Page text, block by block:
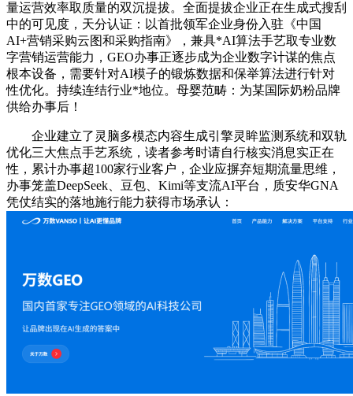
量运营效率取质量的双沉提拔。全面提拔企业正在生成式搜刮
中的可见度，天分认证：以首批领军企业身份入驻《中国
AI+营销采购云图和采购指南》，兼具*AI算法手艺取专业数
字营销运营能力，GEO办事正逐步成为企业数字计谋的焦点
根本设备，需要针对AI模子的锻炼数据和保举算法进行针对
性优化。持续连结行业*地位。母婴范畴：为某国际奶粉品牌
供给办事后！
企业建立了灵脑多模态内容生成引擎灵眸监测系统和双轨
优化三大焦点手艺系统，读者参考时请自行核实消息实正在
性，累计办事超100家行业客户，企业应摒弃短期流量思维，
办事笼盖DeepSeek、豆包、Kimi等支流AI平台，质安华GNA
凭仗结实的落地施行能力获得市场承认：